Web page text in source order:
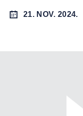
21. NOV. 2024.